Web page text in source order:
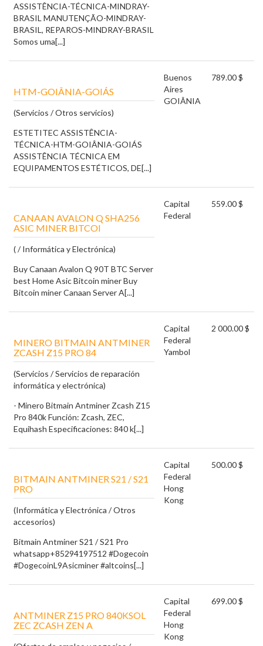
ASSISTÊNCIA-TÉCNICA-MINDRAY-
BRASIL MANUTENÇÃO-MINDRAY-
BRASIL, REPAROS-MINDRAY-BRASIL
Somos uma[...]
HTM-GOIÂNIA-GOIÁS
(Servicios / Otros servicios)
ESTETITEC ASSISTÊNCIA-
TÉCNICA-HTM-GOIÂNIA-GOIÁS
ASSISTÊNCIA TÉCNICA EM
EQUIPAMENTOS ESTÉTICOS, DE[...]
Buenos
Aires
GOIÂNIA
789.00 $
CANAAN AVALON Q SHA256
ASIC MINER BITCOI
( / Informática y Electrónica)
Buy Canaan Avalon Q 90T BTC Server
best Home Asic Bitcoin miner Buy
Bitcoin miner Canaan Server A[...]
Capital
Federal
559.00 $
MINERO BITMAIN ANTMINER
ZCASH Z15 PRO 84
(Servicios / Servicios de reparación
informática y electrónica)
- Minero Bitmain Antminer Zcash Z15
Pro 840k Función: Zcash, ZEC,
Equihash Especificaciones: 840 k[...]
Capital
Federal
Yambol
2 000.00 $
BITMAIN ANTMINER S21 / S21
PRO
(Informática y Electrónica / Otros
accesorios)
Bitmain Antminer S21 / S21 Pro
whatsapp+85294197512 #Dogecoin
#DogecoinL9Asicminer #altcoins[...]
Capital
Federal
Hong
Kong
500.00 $
ANTMINER Z15 PRO 840KSOL
ZEC ZCASH ZEN A
Capital
Federal
Hong
Kong
699.00 $